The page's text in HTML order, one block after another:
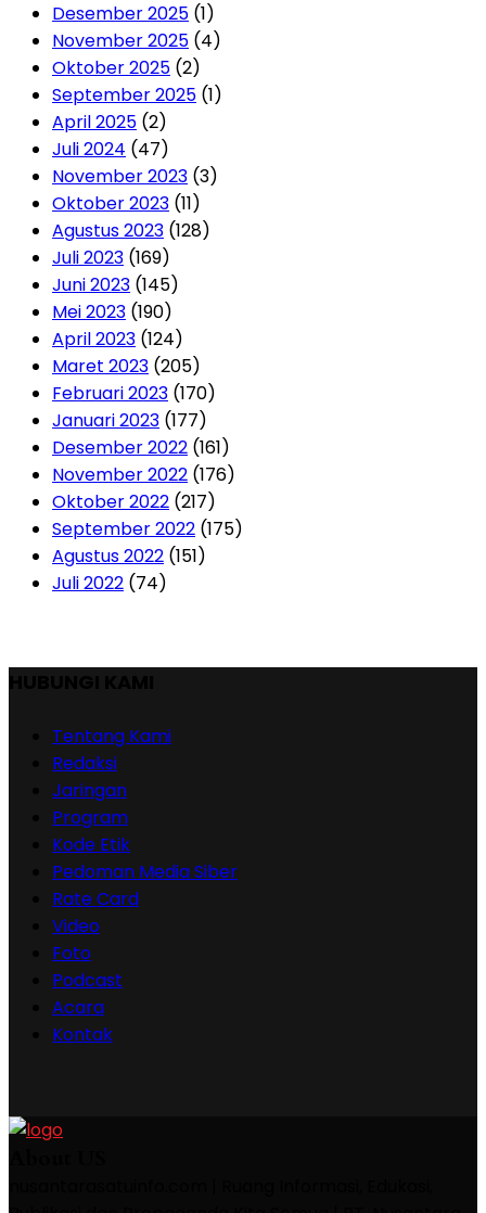
Desember 2025 (1)
November 2025 (4)
Oktober 2025 (2)
September 2025 (1)
April 2025 (2)
Juli 2024 (47)
November 2023 (3)
Oktober 2023 (11)
Agustus 2023 (128)
Juli 2023 (169)
Juni 2023 (145)
Mei 2023 (190)
April 2023 (124)
Maret 2023 (205)
Februari 2023 (170)
Januari 2023 (177)
Desember 2022 (161)
November 2022 (176)
Oktober 2022 (217)
September 2022 (175)
Agustus 2022 (151)
Juli 2022 (74)
Tentang Kami
Redaksi
Jaringan
Program
Kode Etik
Pedoman Media Siber
Rate Card
Video
Foto
Podcast
Acara
Kontak